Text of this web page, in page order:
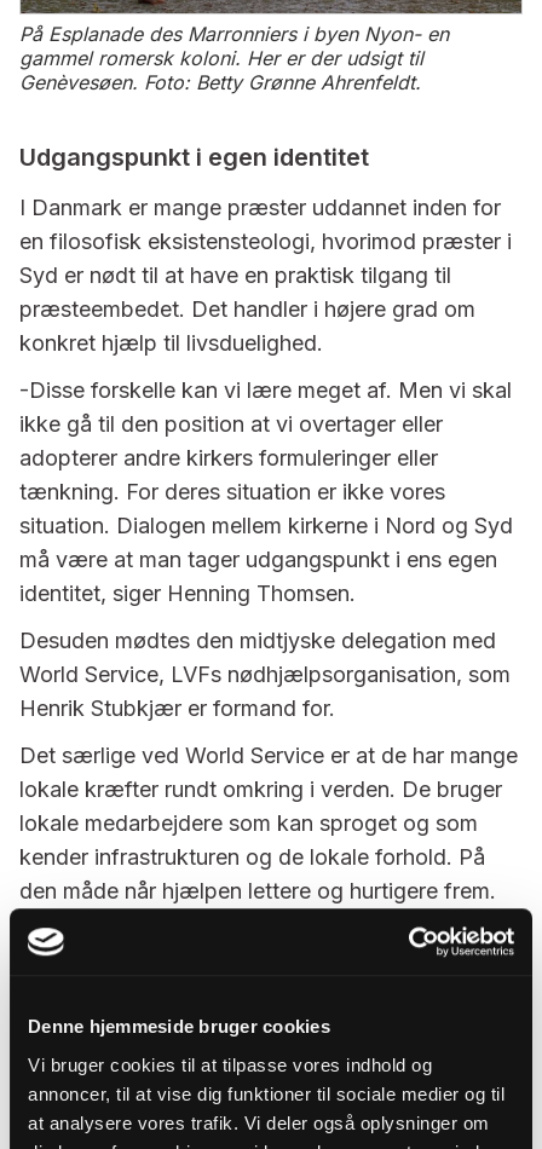
Denne hjemmeside bruger cookies
Vi bruger cookies til at tilpasse vores indhold og
annoncer, til at vise dig funktioner til sociale medier og til
at analysere vores trafik. Vi deler også oplysninger om
På Esplanade des Marronniers i byen Nyon- en
gammel romersk koloni. Her er der udsigt til
Genèvesøen. Foto: Betty Grønne Ahrenfeldt.
Udgangspunkt i egen identitet
I Danmark er mange præster uddannet inden for
en filosofisk eksistensteologi, hvorimod præster i
Syd er nødt til at have en praktisk tilgang til
præsteembedet. Det handler i højere grad om
konkret hjælp til livsduelighed.
-Disse forskelle kan vi lære meget af. Men vi skal
ikke gå til den position at vi overtager eller
adopterer andre kirkers formuleringer eller
tænkning. For deres situation er ikke vores
situation. Dialogen mellem kirkerne i Nord og Syd
må være at man tager udgangspunkt i ens egen
identitet, siger Henning Thomsen.
Desuden mødtes den midtjyske delegation med
World Service, LVFs nødhjælpsorganisation, som
Henrik Stubkjær er formand for.
Det særlige ved World Service er at de har mange
lokale kræfter rundt omkring i verden. De bruger
lokale medarbejdere som kan sproget og som
kender infrastrukturen og de lokale forhold. På
den måde når hjælpen lettere og hurtigere frem.
World Service yder humanitær hjælp til Ukraine
alvorlig krise. Her ser man hvordan
klimaforandringer ødelægger vegetationen,
hvilket medfører konflikter og kamp om
ressourcer som igen puster till etniske og